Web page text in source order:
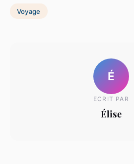
Voyage
É
ECRIT PAR
Élise